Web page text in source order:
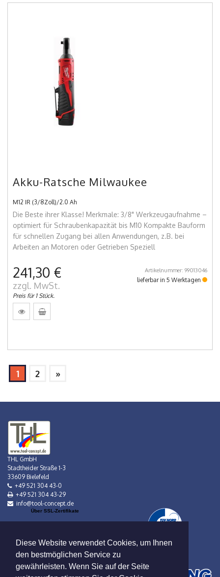
Diese Website verwendet Cookies, um Ihnen
den bestmöglichen Service zu
gewährleisten. Wenn Sie auf der Seite
Akku-Ratsche Milwaukee
M12 IR (3/8Zoll)/2.0 Ah
Die Beste ihrer Klasse! Merkmale: 3/8" Werkzeugaufnahme –
optimiert für Schraubenkapazität bis M10 Kompakte Bauform
für schnellen Zugang bei allen Anwendungen, z.B. bei
Arbeiten an Motoren oder Getrieben Speziell
241,30 €
zzgl. MwSt.
Preis für 1 Stück.
Artikelnummer: 99013046
lieferbar in 5 Werktagen
1 2 »
THL GmbH
Stadtheider Straße 1-3
33609 Bielefeld
+49 521 304 43-0
+49 521 304 43-29
info@tool-concept.de
Über SSL-Zertifikate